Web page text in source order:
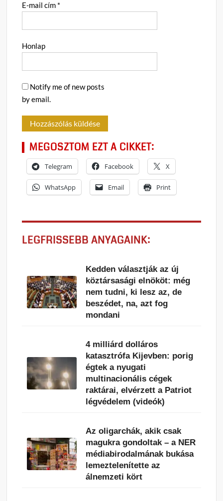
E-mail cím *
Honlap
Notify me of new posts
by email.
MEGOSZTOM EZT A CIKKET:
Telegram Facebook X
WhatsApp Email Print
LEGFRISSEBB ANYAGAINK:
Kedden választják az új
köztársasági elnököt: még
nem tudni, ki lesz az, de
beszédet, na, azt fog
mondani
4 milliárd dolláros
katasztrófa Kijevben: porig
égtek a nyugati
multinacionális cégek
raktárai, elvérzett a Patriot
légvédelem (videók)
Az oligarchák, akik csak
magukra gondoltak – a NER
médiabirodalmának bukása
lemeztelenítette az
álnemzeti kört